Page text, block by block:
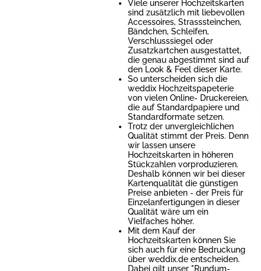
Viele unserer Hochzeitskarten
sind zusätzlich mit liebevollen
Accessoires, Strasssteinchen,
Bändchen, Schleifen,
Verschlusssiegel oder
Zusatzkartchen ausgestattet,
die genau abgestimmt sind auf
den Look & Feel dieser Karte.
So unterscheiden sich die
weddix Hochzeitspapeterie
von vielen Online- Druckereien,
die auf Standardpapiere und
Standardformate setzen.
Trotz der unvergleichlichen
Qualität stimmt der Preis. Denn
wir lassen unsere
Hochzeitskarten in höheren
Stückzahlen vorproduzieren.
Deshalb können wir bei dieser
Kartenqualität die günstigen
Preise anbieten - der Preis für
Einzelanfertigungen in dieser
Qualität wäre um ein
Vielfaches höher.
Mit dem Kauf der
Hochzeitskarten können Sie
sich auch für eine Bedruckung
über weddix.de entscheiden.
Dabei gilt unser "Rundum-